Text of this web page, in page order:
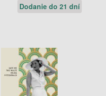
Dodanie do 21 dní